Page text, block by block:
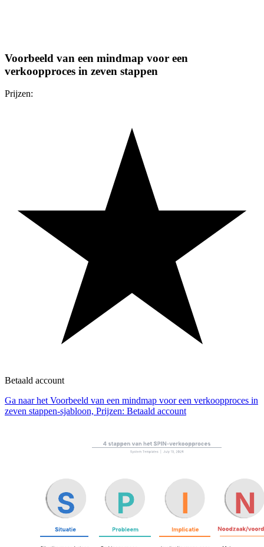
Voorbeeld van een mindmap voor een
verkoopproces in zeven stappen
Prijzen:
Betaald account
Ga naar het Voorbeeld van een mindmap voor een verkoopproces in
zeven stappen-sjabloon, Prijzen: Betaald account